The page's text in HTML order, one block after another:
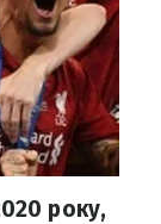
року,